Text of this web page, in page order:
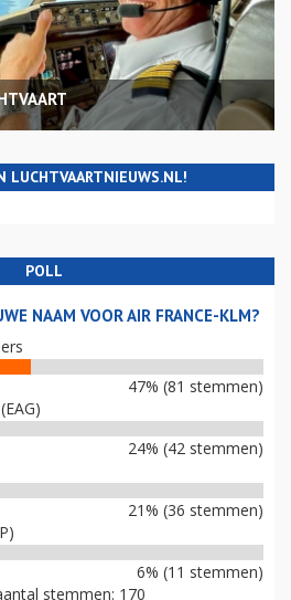
LUCHTVAARTNIEUWS.NL!
POLL
NAAM VOOR AIR FRANCE-KLM?
47% (81 stemmen)
24% (42 stemmen)
21% (36 stemmen)
6% (11 stemmen)
stemmen: 170